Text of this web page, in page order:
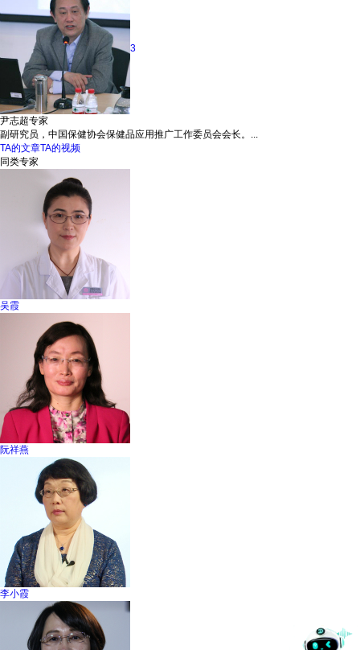
3
尹志超专家
副研究员，中国保健协会保健品应用推广工作委员会会长。...
TA的文章TA的视频
同类专家
吴霞
阮祥燕
李小霞